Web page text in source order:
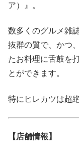
ア）』
。
数多くのグルメ雑
抜群の質で、かつ
たお料理に舌鼓を
とができます。
特にヒレカツは超
【店舗情報】